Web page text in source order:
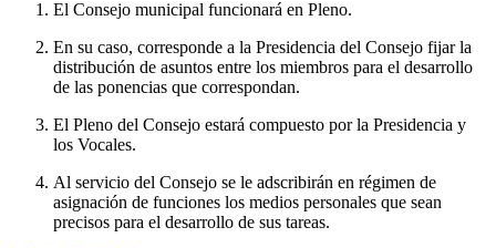
El Consejo municipal funcionará en Pleno.
En su caso, corresponde a la Presidencia del Consejo fijar la
distribución de asuntos entre los miembros para el desarrollo
de las ponencias que correspondan.
El Pleno del Consejo estará compuesto por la Presidencia y
los Vocales.
Al servicio del Consejo se le adscribirán en régimen de
asignación de funciones los medios personales que sean
precisos para el desarrollo de sus tareas.